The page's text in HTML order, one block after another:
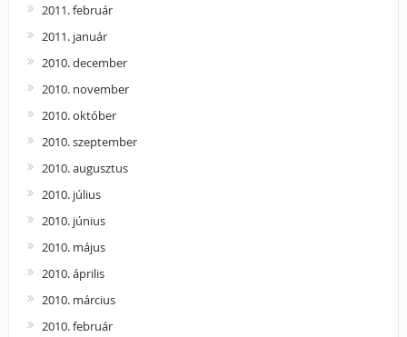
2011. február
2011. január
2010. december
2010. november
2010. október
2010. szeptember
2010. augusztus
2010. július
2010. június
2010. május
2010. április
2010. március
2010. február